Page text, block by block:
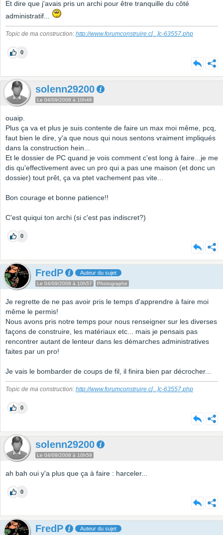
Et dire que j'avais pris un archi pour être tranquille du côté
administratif...
Topic de ma construction: http://www.forumconstruire.c[...]c-63557.php
0
solenn29200
Le 04/09/2008 à 10h46
ouaip.
Plus ça va et plus je suis contente de faire un max moi même, pcq,
faut bien le dire, y'a que nous qui nous sentons vraiment impliqués
dans la construction hein...
Et le dossier de PC quand je vois comment c'est long à faire...je me
dis qu'effectivement avec un pro qui a pas une maison (et donc un
dossier) tout prêt, ça va ptet vachement pas vite...
Bon courage et bonne patience!!
C'est quiqui ton archi (si c'est pas indiscret?)
0
FredP Auteur du sujet
Le 04/09/2008 à 10h57 Photographe
Je regrette de ne pas avoir pris le temps d'apprendre à faire moi
même le permis!
Nous avons pris notre temps pour nous renseigner sur les diverses
façons de construire, les matériaux etc... mais je pensais pas
rencontrer autant de lenteur dans les démarches administratives
faites par un pro!
Je vais le bombarder de coups de fil, il finira bien par décrocher...
Topic de ma construction: http://www.forumconstruire.c[...]c-63557.php
0
solenn29200
Le 04/09/2008 à 10h59
ah bah oui y'a plus que ça à faire : harceler...
0
FredP Auteur du sujet